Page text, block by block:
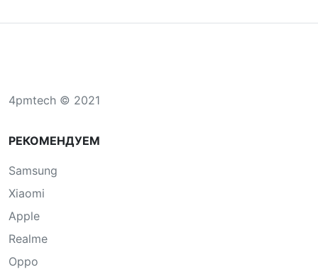
4pmtech © 2021
РЕКОМЕНДУЕМ
Samsung
Xiaomi
Apple
Realme
Oppo